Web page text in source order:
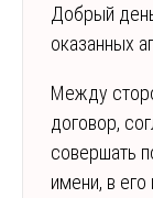
Добрый
оказанных
Между
договор,
совершать
имени, в его